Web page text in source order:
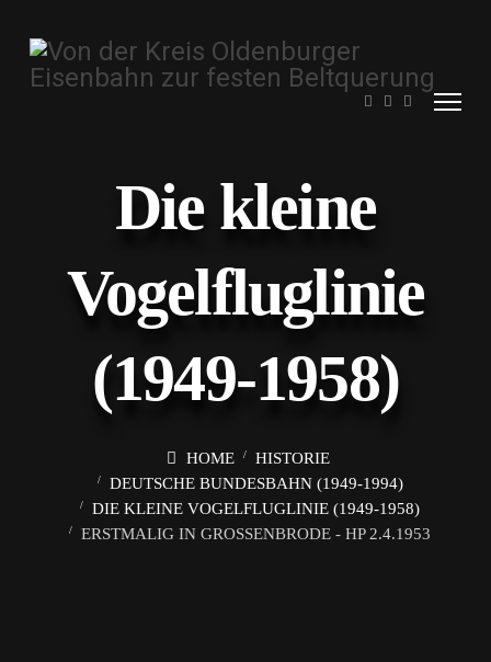
Die kleine
Vogelfluglinie
(1949-1958)
HOME
HISTORIE
DEUTSCHE BUNDESBAHN (1949-1994)
DIE KLEINE VOGELFLUGLINIE (1949-1958)
ERSTMALIG IN GROSSENBRODE - HP 2.4.1953